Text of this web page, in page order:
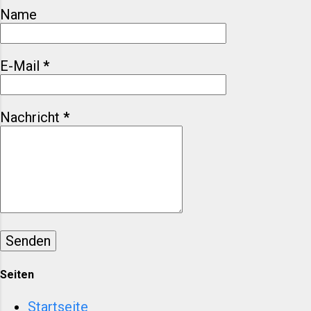
– für die Branche, für Marken, für
Menschen, die Mode nicht als
Valentino Garavani ist tot –
Eleganz als Haltung, nicht als
provozieren, sondern
Name
E-Mail *
Nachricht *
Seiten
Startseite